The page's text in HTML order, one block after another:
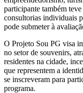
participante também
consultorias individuais
pode submeter à
O Projeto Sou PG visa
no setor de souvenirs,
residentes na cidade,
que representem a
se inscreveram para
programa.